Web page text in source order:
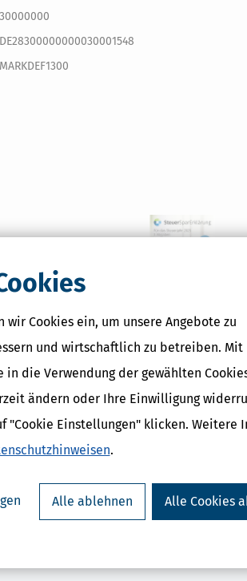
wir Cookies ein, um unsere Angebote zu
und wirtschaftlich zu betreiben. Mit
in die Verwendung der gewählten
ändern oder Ihre Einwilligung
"Cookie Einstellungen" klicken. Weitere
.
Alle ablehnen Alle Cookies
30000000
DE28300000000030001548
MARKDEF1300
SteuerSparErklärung
2025)
ab 32,95 €